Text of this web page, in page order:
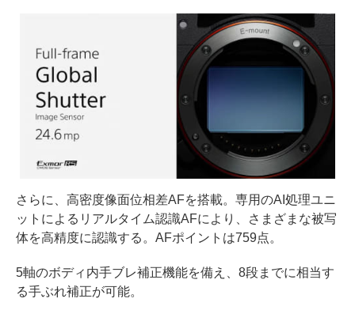
さらに、高密度像面位相差AFを搭載。専用のAI処理ユニ
ットによるリアルタイム認識AFにより、さまざまな被写
体を高精度に認識する。AFポイントは759点。
5軸のボディ内手ブレ補正機能を備え、8段までに相当す
る手ぶれ補正が可能。